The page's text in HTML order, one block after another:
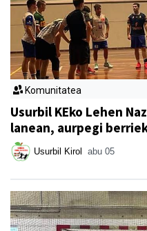
Komunitatea
Usurbil KEko Lehen
lanean, aurpegi
Usurbil Kirol abu 05